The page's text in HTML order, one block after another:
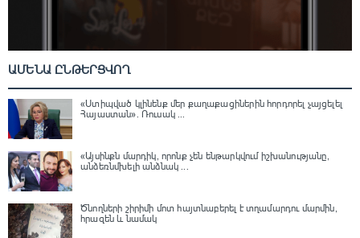
ԱՄԵՆԱ ԸՆԹԵՐՑՎՈՂ
«Ստիպված կլինենք մեր քաղաքացիներին հորդորել չայցելել
Հայաստան»․ Ռուսակ ...
«Այսինքն մարդիկ, որոնք չեն ենթարկվում իշխանությանը,
անձեռնմխելի անձնակ ...
Ծնողների շիրիմի մոտ հայտնաբերել է տղամարդու մարմին,
հրազեն և նամակ